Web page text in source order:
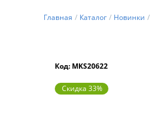
Главная / Каталог / Новинки /
Код: MKS20622
Скидка 33%